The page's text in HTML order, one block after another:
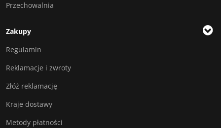
Przechowalnia
Zakupy
Regulamin
Reklamacje i zwroty
Złóż reklamację
Kraje dostawy
Metody płatności